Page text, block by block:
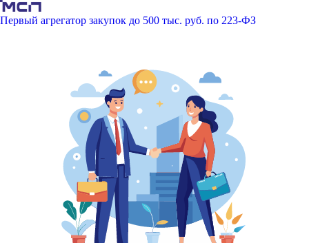
Первый агрегатор закупок до 500 тыс. руб. по 223-ФЗ